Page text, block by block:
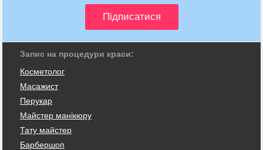
Запис на процедури краси:
Косметолог
Масажист
Перукар
Майстер манікюру
Тату майстер
Барбершоп